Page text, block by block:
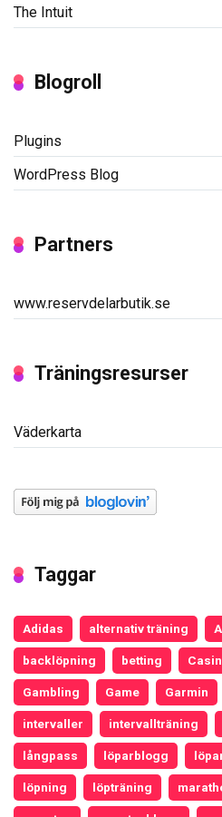
The Intuit
Blogroll
Plugins
WordPress Blog
Partners
www.reservdelarbutik.se
Träningsresurser
Väderkarta
Taggar
Adidas alternativ träning
backlöpning betting
Gambling Game Garmin
intervaller intervallträning
långpass löparblogg
löpning löpträning